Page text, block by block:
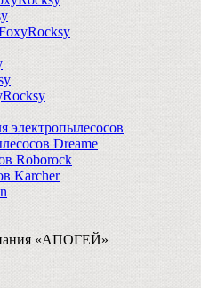
электропылесосов
Dreame
Roborock
Karcher
«АПОГЕЙ»